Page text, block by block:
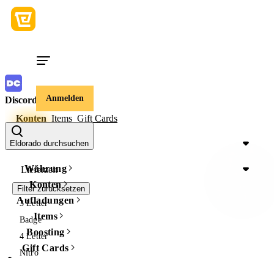
Anmelden
Eldorado durchsuchen
Währung
Konten
Aufladungen
Items
Boosting
Gift Cards
Discord
Konten Items Gift Cards
Preis
Lieferzeit
Filter zurücksetzen
3 Letter
Badge
4 Letter
Nitro